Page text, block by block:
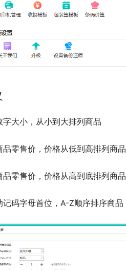
字大小，从小到大排列商品
品零售价，价格从低到高排列商品
品零售价，价格从高到底排列商品
记码字母首位，A-Z顺序排序商品